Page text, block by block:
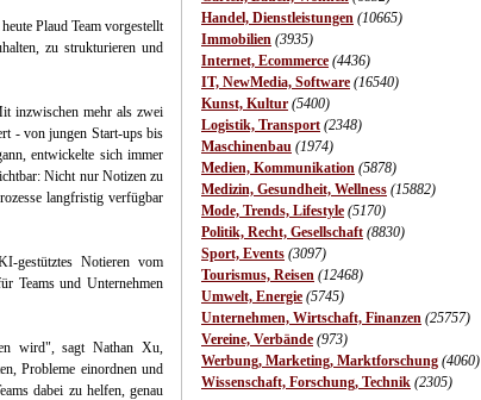
Handel, Dienstleistungen (10665)
Immobilien (3935)
Internet, Ecommerce (4436)
IT, NewMedia, Software (16540)
Kunst, Kultur (5400)
Logistik, Transport (2348)
Maschinenbau (1974)
Medien, Kommunikation (5878)
Medizin, Gesundheit, Wellness (15882)
Mode, Trends, Lifestyle (5170)
Politik, Recht, Gesellschaft (8830)
Sport, Events (3097)
Tourismus, Reisen (12468)
Umwelt, Energie (5745)
Unternehmen, Wirtschaft, Finanzen (25757)
Vereine, Verbände (973)
Werbung, Marketing, Marktforschung (4060)
Wissenschaft, Forschung, Technik (2305)
Plaud Team vorgestellt
zu strukturieren und
inzwischen mehr als zwei
- von jungen Start-ups bis
entwickelte sich immer
Nicht nur Notizen zu
langfristig verfügbar
gestütztes Notieren vom
Teams und Unternehmen
wird", sagt Nathan Xu,
Probleme einordnen und
dabei zu helfen, genau